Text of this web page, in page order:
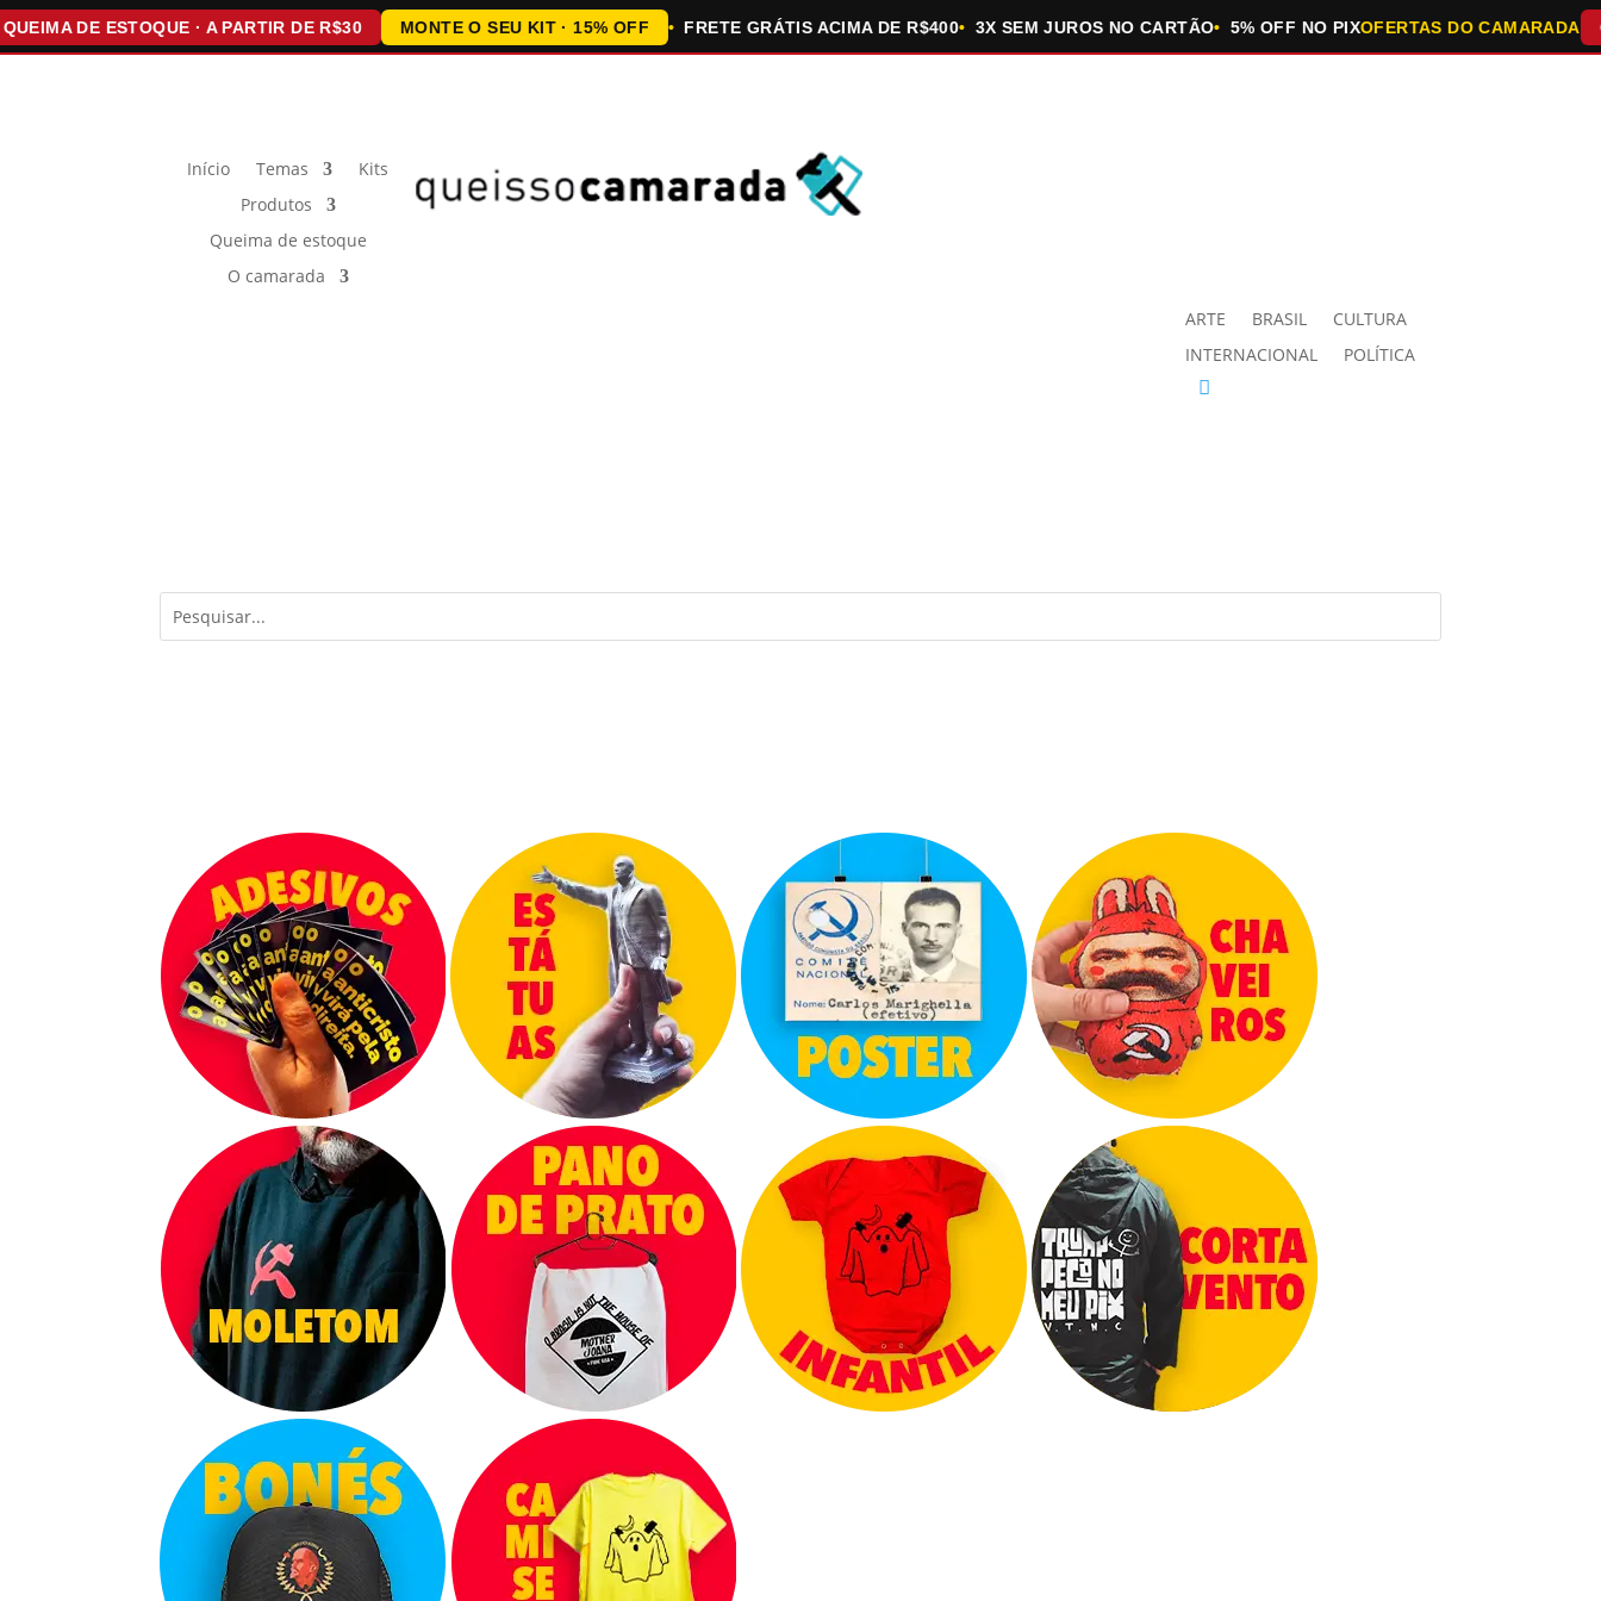
DE ESTOQUE · A PARTIR DE R$30 MONTE O SEU KIT · 15% OFF FRETE GRÁTIS ACIMA DE R$400 3X SEM JUROS NO CARTÃO 5% OFF NO PIXOFERTAS DO CAMARADA
Início Temas
Kits
Produtos
Queima de estoque
O camarada
ARTE
BRASIL
CULTURA
INTERNACIONAL
POLÍTICA